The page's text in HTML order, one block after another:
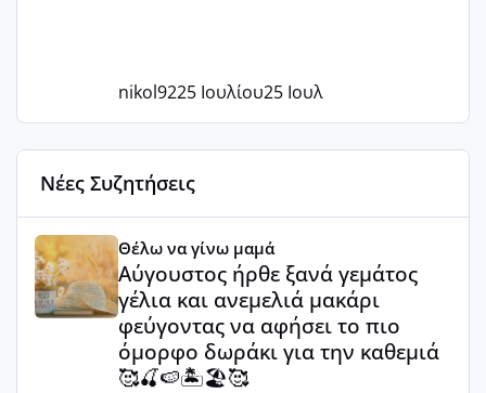
nikol9225 Ιουλίου25 Ιουλ
Νέες Συζητήσεις
Αύγουστος ήρθε ξανά γεμάτος γέλια και ανεμελιά
Θέλω να γίνω μαμά
Αύγουστος ήρθε ξανά γεμάτος
γέλια και ανεμελιά μακάρι
φεύγοντας να αφήσει το πιο
όμορφο δωράκι για την καθεμιά
🥰🍒🍉🏝️🏖️🥰